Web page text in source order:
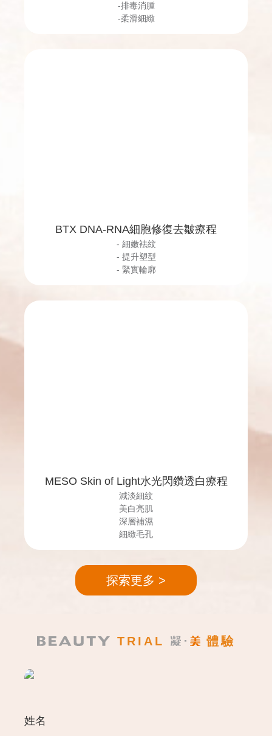
-排毒消腫
-柔滑細緻
BTX DNA-RNA細胞修復去皺療程
- 細嫩袪紋
- 提升塑型
- 緊實輪廓
MESO Skin of Light水光閃鑽透白療程
減淡細紋
美白亮肌
深層補濕
細緻毛孔
探索更多
TRIAL 體驗
姓名